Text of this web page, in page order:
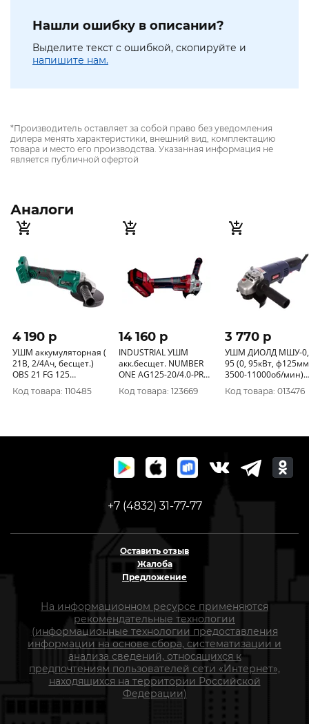
Нашли ошибку в описании?
Выделите текст с ошибкой, скопируйте и
напишите нам.
*Производитель оставляет за собой право без уведомления
дилера менять характеристики, внешний вид, комплектацию
товара и место его производства. Указанная информация не
является публичной офертой
Аналоги
4 190 p
УШМ аккумуляторная (
21В, 2/4Ач, бесщет.)
OBS 21 FG 125
FAVOURITE (без акк и
ЗУ) 150111021
Код товара: 110485
14 160 p
INDUSTRIAL УШМ
акк.бесщет. NUMBER
ONE AG125-20/4.0-PRO-
1B (125мм, плавн. пуск,
элект.рег.1 акк-4, 0Ач)
Код товара: 123669
3 770 p
УШМ ДИОЛД МШУ-0,
95 (0, 95кВт, ф125мм,
3500-11000об/мин)
10041050
Код товара: 013476
+7 (4832) 31-77-77
Оставить отзыв
Жалоба
Предложение
На информационном ресурсе применяются
рекомендательные технологии
(информационные технологии предоставления
информации на основе сбора, систематизации и
анализа сведений, относящихся к
предпочтениям пользователей сети «Интернет»,
находящихся на территории Российской
Федерации)